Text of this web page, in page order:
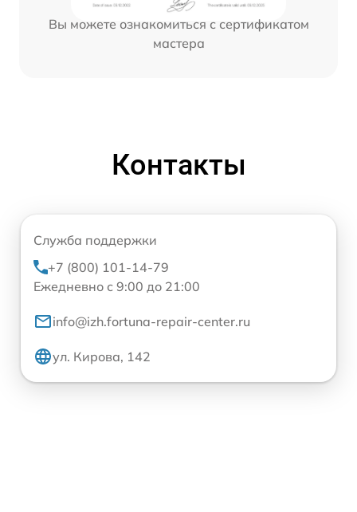
Вы можете ознакомиться с сертификатом
мастера
Контакты
Служба поддержки
+7 (800) 101-14-79
Ежедневно с 9:00 до 21:00
info@izh.fortuna-repair-center.ru
ул. Кирова, 142